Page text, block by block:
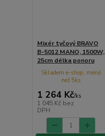
Mixér tyčový BRAVO
B-5012 MANO, 1500W,
25cm délka ponoru
1 264 Kč/ks
1 045 Kč bez
DPH
Skladem e-shop, méně
než 5ks